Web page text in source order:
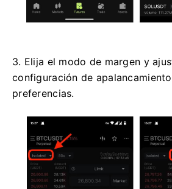
3. Elija el modo de margen y
configuración de
preferencias.